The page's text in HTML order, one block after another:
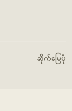
ဆိုက်မြေပုံ